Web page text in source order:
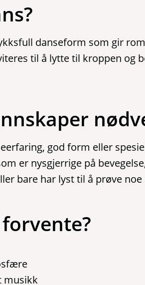
danseform som gir
til å lytte til kroppen og
god form eller
er nysgjerrige på
bare har lyst til å prøve noe
musikk